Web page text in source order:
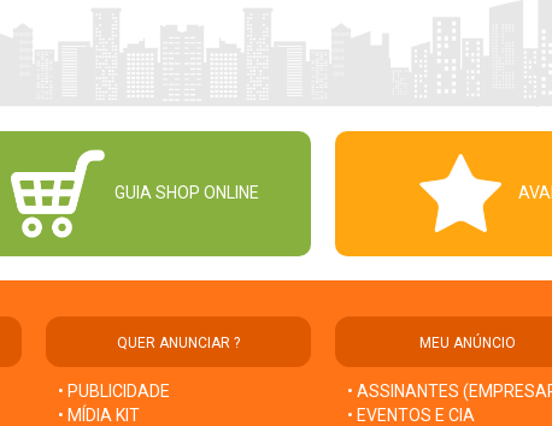
GUIA SHOP ONLINE
QUER ANUNCIAR ?
• PUBLICIDADE
• MÍDIA KIT
MEU ANÚNCIO
• ASSINANTES
• EVENTOS E CIA